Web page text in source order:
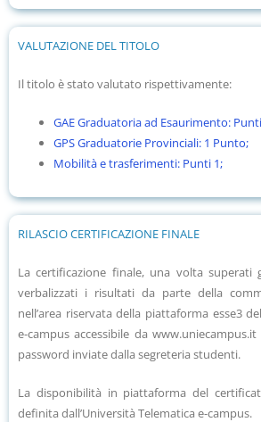
VALUTAZIONE DEL TITOLO
Il titolo è stato valutato rispettivamente:
GAE Graduatoria ad Esaurimento:
GPS Graduatorie Provinciali: 1 Punto;
Mobilità e trasferimenti: Punti 1;
RILASCIO CERTIFICAZIONE FINALE
La certificazione finale, una volta
verbalizzati i risultati da parte della
nell’area riservata della piattaforma esse3
e-campus accessibile da
password inviate dalla segreteria studenti.
La disponibilità in piattaforma del
definita dall’Università Telematica e-campus.